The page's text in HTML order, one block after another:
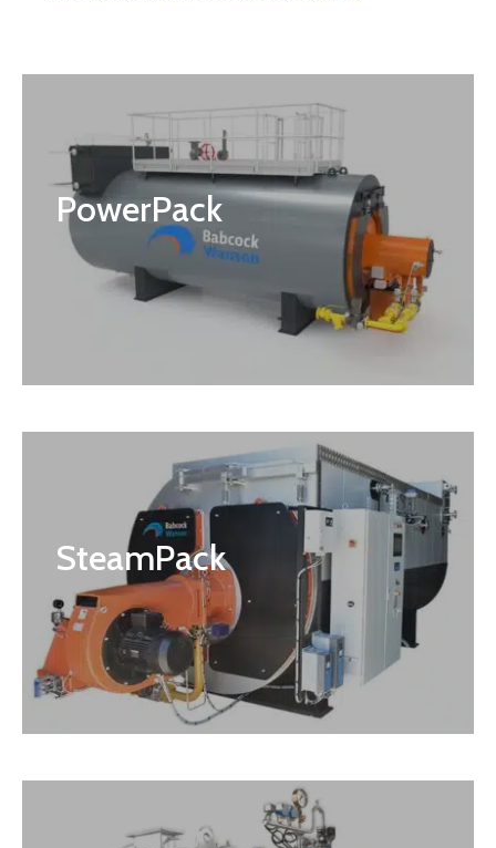
PowerPack
SteamPack